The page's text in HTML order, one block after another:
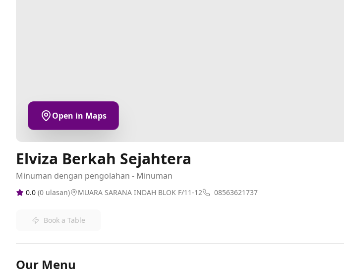
Open in Maps
Elviza Berkah Sejahtera
Minuman dengan pengolahan - Minuman
0.0 (0 ulasan) MUARA SARANA INDAH BLOK F/11-12 08563621737
Book a Table
Our Menu